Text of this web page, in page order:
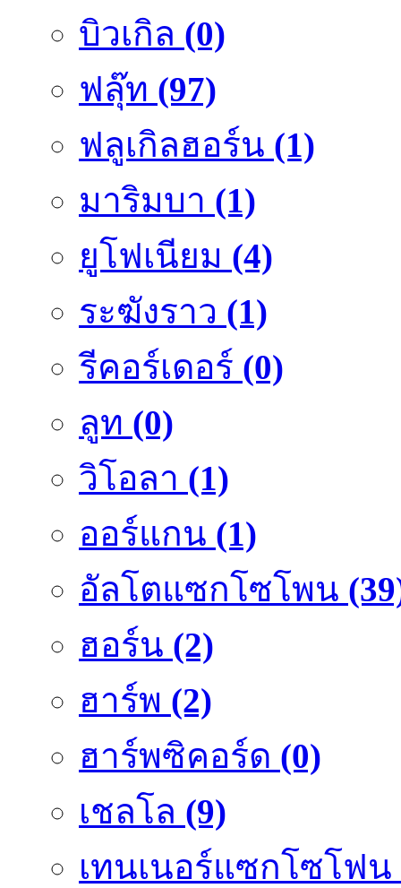
บิวเกิล (0)
ฟลุ๊ท (97)
ฟลูเกิลฮอร์น (1)
มาริมบา (1)
ยูโฟเนียม (4)
ระฆังราว (1)
รีคอร์เดอร์ (0)
ลูท (0)
วิโอลา (1)
ออร์แกน (1)
อัลโตแซกโซโพน
ฮอร์น (2)
ฮาร์พ (2)
ฮาร์พซิคอร์ด (0)
เชลโล (9)
เทนเนอร์แซกโซโฟน